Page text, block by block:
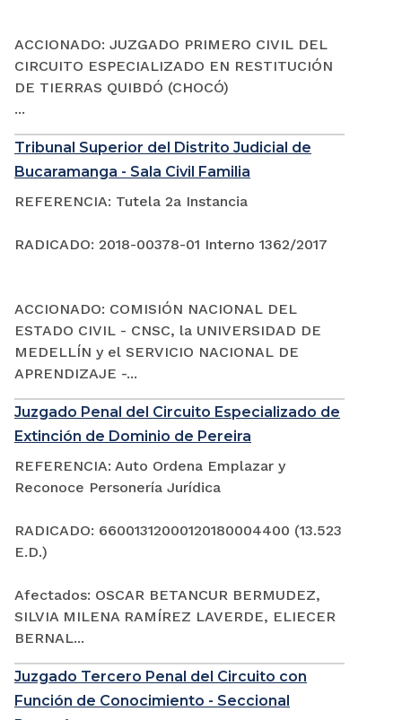
ACCIONADO: JUZGADO PRIMERO CIVIL DEL
CIRCUITO ESPECIALIZADO EN RESTITUCIÓN
DE TIERRAS QUIBDÓ (CHOCÓ)
...
Tribunal Superior del Distrito Judicial de
Bucaramanga - Sala Civil Familia
REFERENCIA: Tutela 2a Instancia
RADICADO: 2018-00378-01 Interno 1362/2017
ACCIONADO: COMISIÓN NACIONAL DEL
ESTADO CIVIL - CNSC, la UNIVERSIDAD DE
MEDELLÍN y el SERVICIO NACIONAL DE
APRENDIZAJE -...
Juzgado Penal del Circuito Especializado de
Extinción de Dominio de Pereira
REFERENCIA: Auto Ordena Emplazar y
Reconoce Personería Jurídica
RADICADO: 66001312000120180004400 (13.523
E.D.)
Afectados: OSCAR BETANCUR BERMUDEZ,
SILVIA MILENA RAMÍREZ LAVERDE, ELIECER
BERNAL...
Juzgado Tercero Penal del Circuito con
Función de Conocimiento - Seccional